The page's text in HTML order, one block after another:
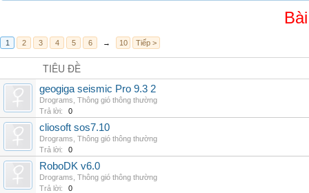
1 2 3 4 5 6 → 10 Tiếp >
TIÊU ĐỀ
geogiga seismic Pro 9.3 2
Drograms Thông gió thông thường
Trả lời:
0
cliosoft sos7.10
Drograms Thông gió thông thường
Trả lời:
0
RoboDK v6.0
Drograms Thông gió thông thường
Trả lời:
0